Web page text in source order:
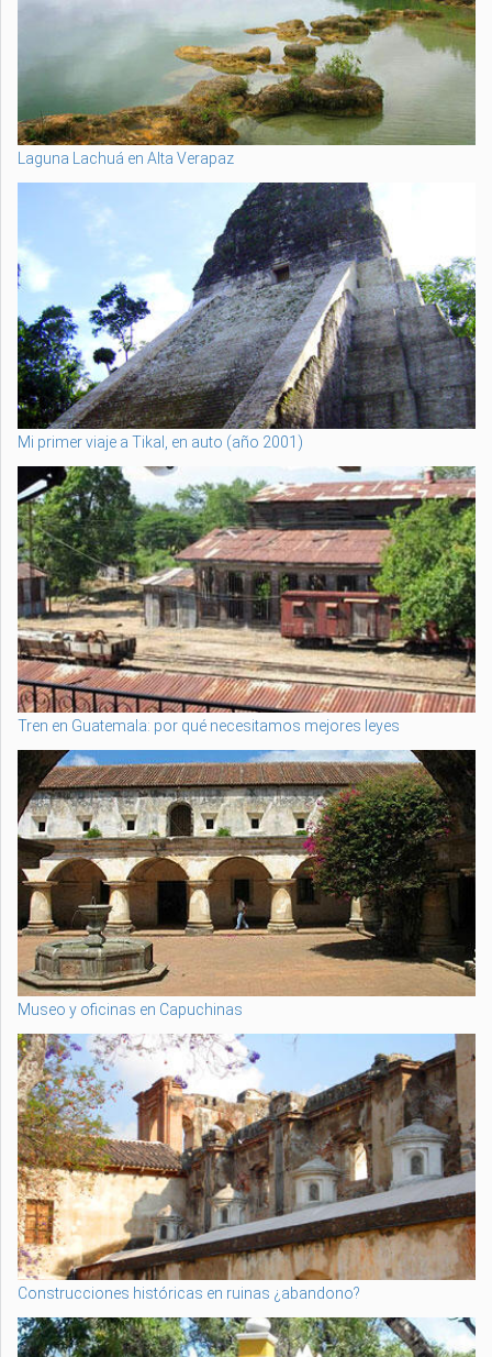
Laguna Lachuá en Alta Verapaz
Mi primer viaje a Tikal, en auto (año 2001)
Tren en Guatemala: por qué necesitamos mejores leyes
Museo y oficinas en Capuchinas
Construcciones históricas en ruinas ¿abandono?